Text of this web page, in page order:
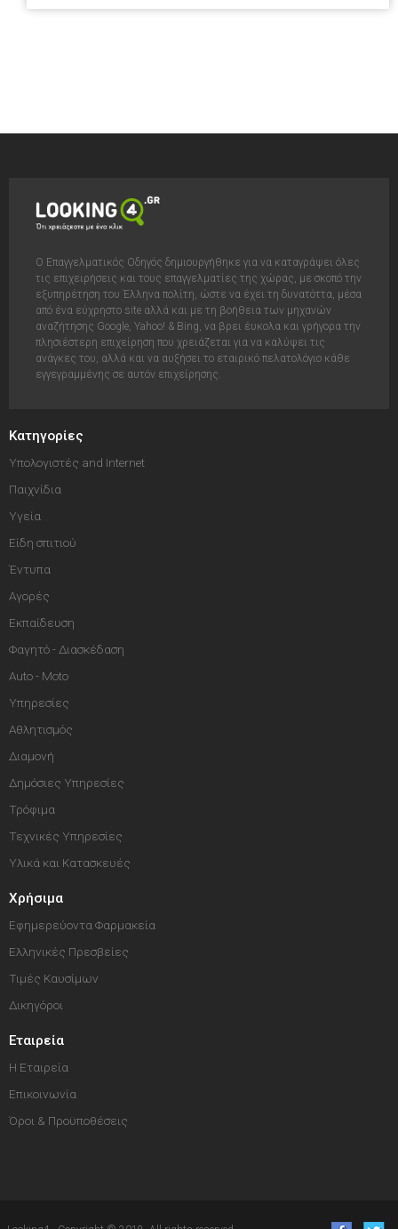
Ο Επαγγελματικός Οδηγός δημιουργήθηκε για να καταγράψει όλες
τις επιχειρήσεις και τους επαγγελματίες της χώρας, με σκοπό την
εξυπηρέτηση του Έλληνα πολίτη, ώστε να έχει τη δυνατόττα, μέσα
από ένα εύχρηστο site αλλά και με τη βοήθεια των μηχανών
αναζήτησης Google, Yahoo! & Bing, να βρει έυκολα και γρήγορα την
πλησιέστερη επιχείρηση που χρειάζεται για να καλύψει τις
ανάγκες του, αλλά και να αυξήσει το εταιρικό πελατολόγιο κάθε
εγγεγραμμένης σε αυτόν επιχείρησης.
Κατηγορίες
Υπολογιστές and Internet
Παιχνίδια
Υγεία
Είδη σπιτιού
Έντυπα
Αγορές
Εκπαίδευση
Φαγητό - Διασκέδαση
Auto - Moto
Υπηρεσίες
Αθλητισμός
Διαμονή
Δημόσιες Υπηρεσίες
Τρόφιμα
Τεχνικές Υπηρεσίες
Υλικά και Κατασκευές
Χρήσιμα
Εφημερεύοντα Φαρμακεία
Ελληνικές Πρεσβείες
Τιμές Καυσίμων
Δικηγόροι
Εταιρεία
Η Εταιρεία
Επικοινωνία
Όροι & Προϋποθέσεις